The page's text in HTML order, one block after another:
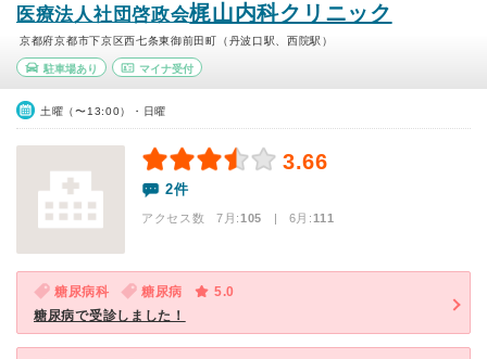
医療法人社団啓政会梶山内科クリニック
京都府京都市下京区西七条東御前田町（丹波口駅、西院駅）
駐車場あり マイナ受付
土曜（〜13:00）・日曜
3.66
2件
アクセス数 7月:105 | 6月:111
糖尿病科 糖尿病
5.0
糖尿病で受診しました！